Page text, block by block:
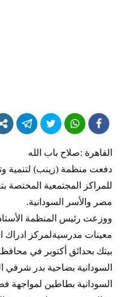
القاهرة :صلاح باب الله
دفعت منظمة (زينب) لتنمية
للمراكز المجتمعية المختصة
مصر والأسر السودانية.
ووزعت رئيس المنظمة
معينات مدرسيةلمركز ادراك
بيتك بحدائق أكتوبر في
السودانية بضاحية بدر شرقي
السودانية بطاطين لمواجهة